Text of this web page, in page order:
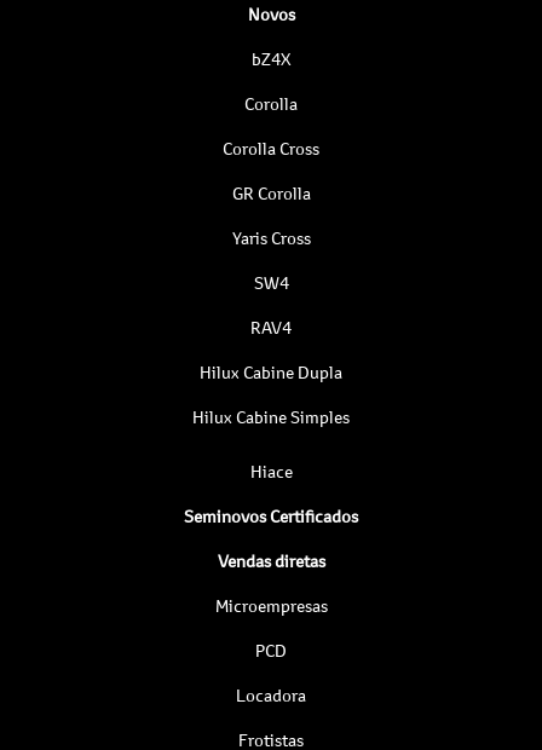
Novos
bZ4X
Corolla
Corolla Cross
GR Corolla
Yaris Cross
SW4
RAV4
Hilux Cabine Dupla
Hilux Cabine Simples
Hiace
Seminovos Certificados
Vendas diretas
Microempresas
PCD
Locadora
Frotistas